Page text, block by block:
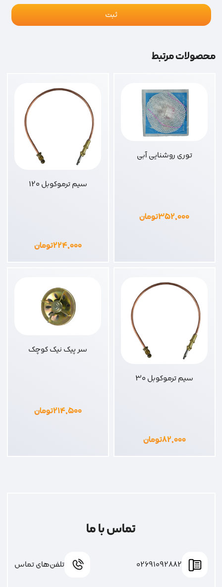
محصولات مرتبط
توری روشنایی آبی
۳۵۲,۰۰۰تومان
سیم ترموکوبل 120
۲۲۴,۰۰۰تومان
سیم ترموکوبل 30
۸۲,۰۰۰تومان
سر پیک نیک کوچک
۲۱۴,۵۰۰تومان
تماس با ما
02691092882 تلفن‌های تماس